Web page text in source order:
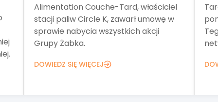
Alimentation Couche-Tard, właściciel
stacji paliw Circle K, zawarł umowę w
sprawie nabycia wszystkich akcji
Grupy Żabka.
DOWIEDZ SIĘ WIĘCEJ